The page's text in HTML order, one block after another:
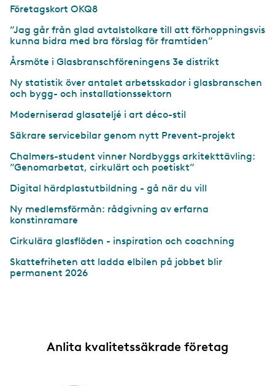
Företagskort OKQ8
”Jag går från glad avtalstolkare till att förhoppningsvis
kunna bidra med bra förslag för framtiden”
Årsmöte i Glasbranschföreningens 3e distrikt
Ny statistik över antalet arbetsskador i glasbranschen
och bygg- och installationssektorn
Moderniserad glasateljé i art déco-stil
Säkrare servicebilar genom nytt Prevent-projekt
Chalmers-student vinner Nordbyggs arkitekttävling:
”Genomarbetat, cirkulärt och poetiskt”
Digital härdplastutbildning - gå när du vill
Ny medlemsförmån: rådgivning av erfarna
konstinramare
Cirkulära glasflöden - inspiration och coachning
Skattefriheten att ladda elbilen på jobbet blir
permanent 2026
Anlita kvalitetssäkrade företag